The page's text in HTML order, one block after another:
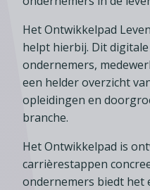
Agenda
Contact
Inloggen
Huishoudelijke
Koken en tafelen
Zoetwarenwinkels
Speelgoed, hobby-
Branchecijfers
Fiscaal advies
Tarieven en
Diensten
Kennis & inspiratie
Ledenvoordeel
Publicatieoverzicht
Besturen
Statuten
Ons team
Vacatures
Partners
Jaarverslag
Het Ontwikkelpad
helpt hierbij. Dit
ondernemers,
een helder overzicht
opleidingen en
branche.
Het Ontwikkelpad is
carrièrestappen
ondernemers biedt het